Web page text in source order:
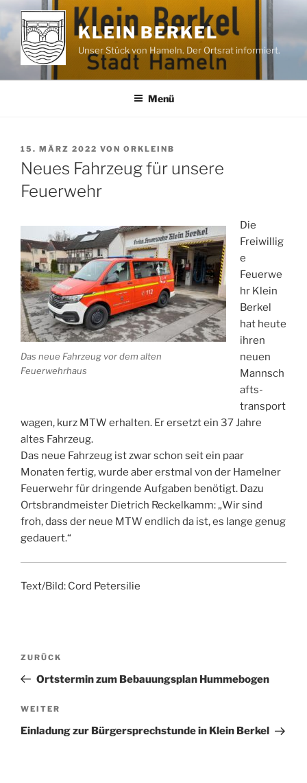
Zum
Inhalt
springen
KLEIN BERKEL
Unser Stück von Hameln. Der Ortsrat informiert.
Menü
VERÖFFENTLICHT
AM
15. MÄRZ 2022 VON ORKLEINB
Neues Fahrzeug für unsere
Feuerwehr
Das neue Fahrzeug vor dem alten
Feuerwehrhaus
Die
Freiwillig
e
Feuerwe
hr Klein
Berkel
hat heute
ihren
neuen
Mannsch
afts-
transport
wagen, kurz MTW erhalten. Er ersetzt ein 37 Jahre
altes Fahrzeug.
Das neue Fahrzeug ist zwar schon seit ein paar
Monaten fertig, wurde aber erstmal von der Hamelner
Feuerwehr für dringende Aufgaben benötigt. Dazu
Ortsbrandmeister Dietrich Reckelkamm: „Wir sind
froh, dass der neue MTW endlich da ist, es lange genug
gedauert.“
Text/Bild: Cord Petersilie
Beitragsnavigation
Vorheriger
Beitrag
ZURÜCK
Ortstermin zum Bebauungsplan Hummebogen
Nächster
Beitrag
WEITER
Einladung zur Bürgersprechstunde in Klein Berkel